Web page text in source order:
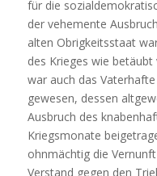
für die
der vehemente
alten Obrigkeitsstaat
des Krieges wie
war auch das
gewesen, dessen
Ausbruch des
Kriegsmonate
ohnmächtig die
Verstand gegen den